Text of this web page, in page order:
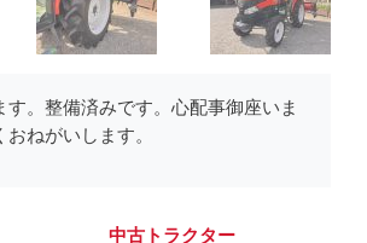
す。整備済みです。心配事御座いま
ねがいします。
中古トラクター